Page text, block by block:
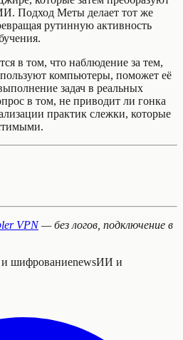
Подход Меты делает тот же
рутинную активность
в том, что наблюдение за тем,
компьютеры, поможет её
задач в реальных
в том, не приводит ли гонка
практик слежки, которые
VPN— без логов, подключение в
шифрованиеnewsИИ и